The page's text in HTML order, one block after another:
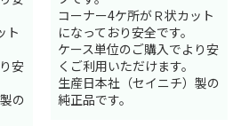
ト
安
の
コーナー4ケ所がＲ状カット
になっており安全です。
ケース単位のご購入でより安
くご利用いただけます。
生産日本社（セイニチ）製の
純正品です。